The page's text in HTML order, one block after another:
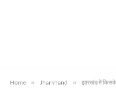
Home » Jharkhand » झारखंड में किसके सिर